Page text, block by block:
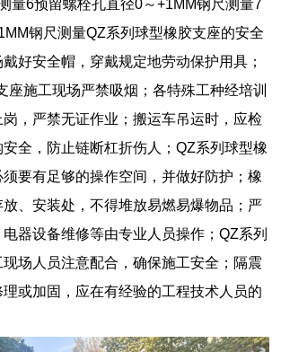
量6预留螺栓孔直径0～+1MM钢尺测量7
钢尺测量QZ系列球型橡胶支座的安全
好安全帽，穿戴规定地劳动保护用具；
座施工现场严禁吸烟；各特殊工种经培训
，严禁无证作业；搬运车吊运时，应检
全，防止链断杠折伤人；QZ系列球型橡
要有足够的操作空间，并做好防护；橡
、安装处，不得堆放易燃易爆物品；严
器设备维修等由专业人员操作；QZ系列
场人员注意配合，确保施工安全；隔震
或加固，应在有经验的工程技术人员的